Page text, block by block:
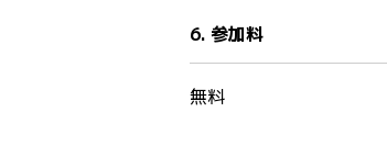
6. 参加料
無料